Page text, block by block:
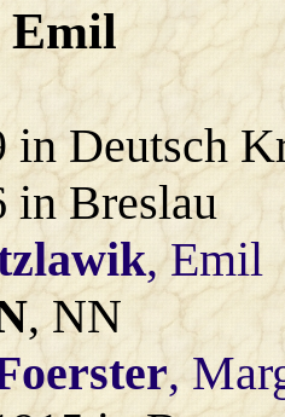
Emil
in Deutsch
in Breslau
, Emil
, NN
,